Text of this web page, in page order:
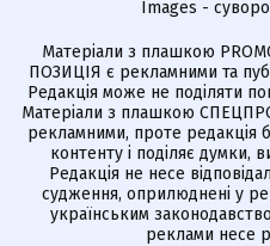
Images -
Матеріали з плашкою
ПОЗИЦІЯ є рекламними та
Редакція може не поділяти
Матеріали з плашкою
рекламними, проте редакція
контенту і поділяє думки,
Редакція не несе
судження, оприлюднені у
українським
реклами несе